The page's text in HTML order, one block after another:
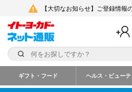
【大切なお知らせ】ご登録情報
ギフト・フード ヘルス・ビュー